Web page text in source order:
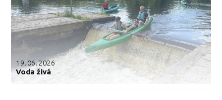
19.06.2026
Voda živá